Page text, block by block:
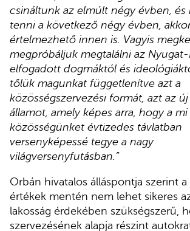
csináltunk az elmúlt négy évben,
tenni a következő négy évben,
értelmezhető innen is. Vagyis
megpróbáljuk megtalálni az
elfogadott dogmáktól és
tőlük magunkat függetlenítve azt a
közösségszervezési formát, azt az
államot, amely képes arra, hogy a mi
közösségünket évtizedes távlatban
versenyképessé tegye a nagy
világversenyfutásban.”
Orbán hivatalos álláspontja szerint
értékek mentén nem lehet sikeres
lakosság érdekében szükségszerű,
szervezésének alapja részint